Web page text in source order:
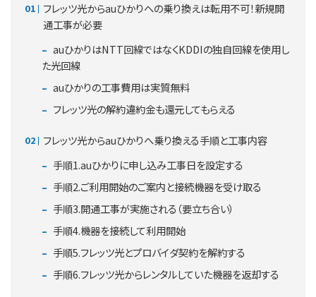
フレッツ光からauひかりへの乗り換えは転用不可！新規開
通工事が必要
auひかりはNTT回線ではなくKDDIの独自回線を使用し
た光回線
auひかりの工事費用は実質無料
フレッツ光の解約違約金も還元してもらえる
フレッツ光からauひかりへ乗り換える手順と工事内容
手順1.auひかりに申し込み工事日を設定する
手順2.ご利用開始のご案内と接続機器を受け取る
手順3.開通工事が実施される（要立ち合い）
手順4.機器を接続して利用開始
手順5.フレッツ光とプロバイダ契約を解約する
手順6.フレッツ光からレンタルしていた機器を返却する